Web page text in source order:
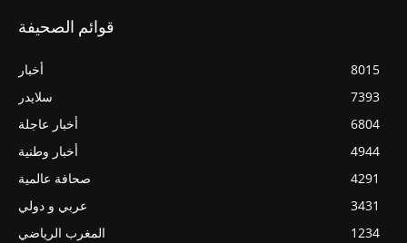
قوائم الصحيفة
أخبار
8015
سلايدر
7393
أخبار عاجلة
6804
أخبار وطنية
4944
صحافة عالمية
4291
عربي و دولي
3431
المغرب الرياضي
1234